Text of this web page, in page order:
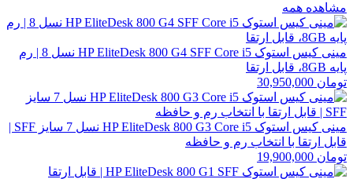
مشاهده همه
مینی کیس استوک HP EliteDesk 800 G4 SFF Core i5 نسل 8 | رم
پایه 8GB، قابل ارتقا
تومان
مینی کیس استوک HP EliteDesk 800 G3 Core i5 نسل 7 سایز SFF |
قابل ارتقا با انتخاب رم و حافظه
تومان